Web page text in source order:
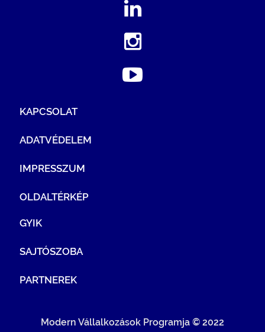
KAPCSOLAT
ADATVÉDELEM
IMPRESSZUM
OLDALTÉRKÉP
GYIK
SAJTÓSZOBA
PARTNEREK
Modern Vállalkozások Programja © 2022